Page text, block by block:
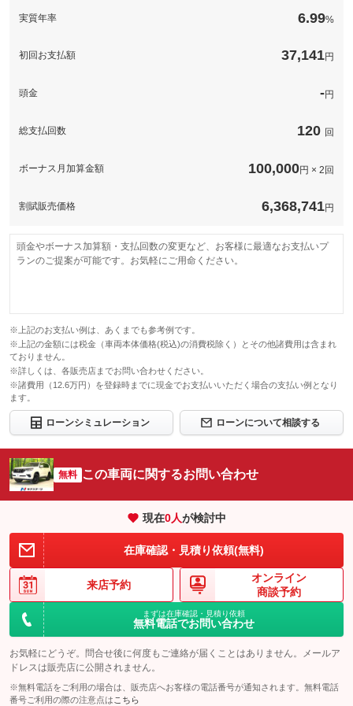
このパックの見積もり依頼（無料）
実質年率 6.99%
初回お支払額 37,141円
頭金 -円
総支払回数 120 回
ボーナス月加算金額 100,000円 × 2回
割賦販売価格 6,368,741円
頭金やボーナス加算額・支払回数の変更など、お客様に最適なお支払いプ
ランのご提案が可能です。お気軽にご用命ください。
※上記のお支払い例は、あくまでも参考例です。
※上記の金額には税金（車両本体価格(税込)の消費税除く）とその他諸費用は含まれ
ておりません。
※詳しくは、各販売店までお問い合わせください。
※諸費用（12.6万円）を登録時までに現金でお支払いいただく場合の支払い例となり
ます。
ローンシミュレーション ローンについて相談する
無料 この車両に関するお問い合わせ
現在0人が検討中
在庫確認・見積り依頼(無料)
来店予約
オンライン
商談予約
まずは在庫確認・見積り依頼
無料電話でお問い合わせ
お気軽にどうぞ。問合せ後に何度もご連絡が届くことはありません。メールア
ドレスは販売店に公開されません。
※無料電話をご利用の場合は、販売店へお客様の電話番号が通知されます。無料電話
番号ご利用の際の注意点は こちら